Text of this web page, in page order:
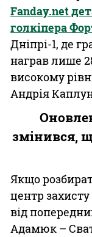
Fanday.net
голкіпера
Дніпрі-1, де
награв лише
високому
Андрія
змінився,
Якщо
центр
від
Адамюк –